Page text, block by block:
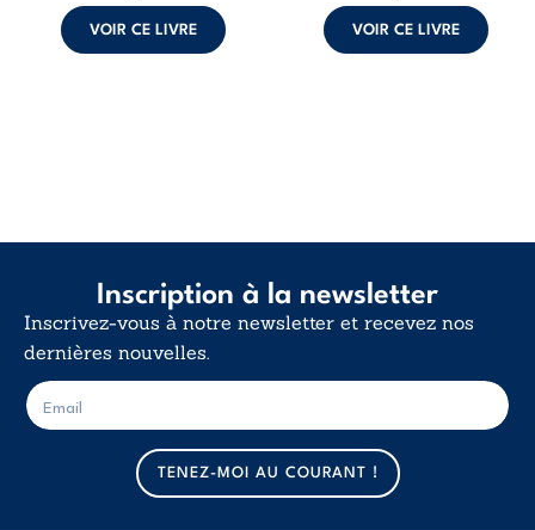
VOIR CE LIVRE VOIR CE LIVRE
Inscription à la newsletter
Inscrivez-vous à notre newsletter et recevez nos
dernières nouvelles.
m
a
i
l
E
-
m
TENEZ-MOI AU COURANT !